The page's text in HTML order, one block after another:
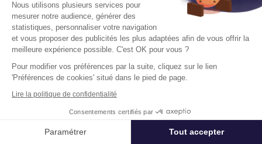
Affiner ma recherche
Location Locaux Activité Solaize
Autres recherches Location
Location Bureaux Privés Corbas
Location Locaux Commerciaux Corbas
Nous utilisons plusieurs services pour
mesurer notre audience, générer des
statistiques, personnaliser votre navigation
et vous proposer des publicités les plus adaptées afin de vous offrir la
meilleure expérience possible. C'est OK pour vous ?
Pour modifier vos préférences par la suite, cliquez sur le lien
'Préférences de cookies' situé dans le pied de page.
Lire la politique de confidentialité
Consentements certifiés par
Paramétrer Tout accepter